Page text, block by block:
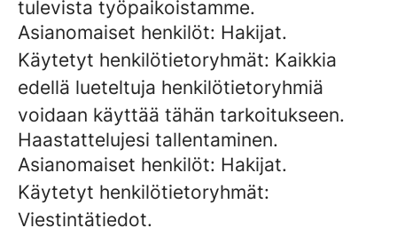
tulevista työpaikoistamme.
Asianomaiset henkilöt: Hakijat.
Käytetyt henkilötietoryhmät: Kaikkia
edellä lueteltuja henkilötietoryhmiä
voidaan käyttää tähän tarkoitukseen.
Haastattelujesi tallentaminen.
Asianomaiset henkilöt: Hakijat.
Käytetyt henkilötietoryhmät:
Viestintätiedot.